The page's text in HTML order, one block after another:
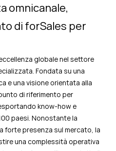
omnicanale,
di forSales per
globale nel settore
Fondata su una
e una visione orientata alla
di riferimento per
know-how e
paesi. Nonostante la
forte presenza sul mercato, la
una complessità operativa